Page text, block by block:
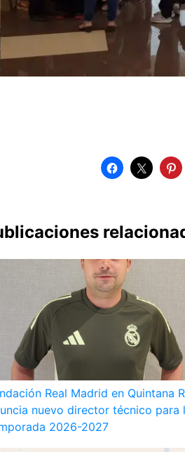
Real Madrid en Quintana
nuevo director técnico para
2026-2027